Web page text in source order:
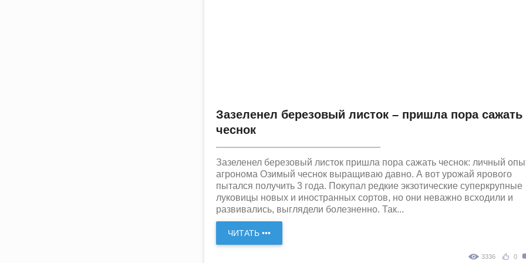
Зазеленел березовый листок – пришла пора сажать
чеснок
Зазеленел березовый листок пришла пора сажать чеснок: личный
агронома Озимый чеснок выращиваю давно. А вот урожай ярового
пытался получить 3 года. Покупал редкие экзотические суперкрупные
луковицы новых и иностранных сортов, но они неважно всходили и
развивались, выглядели болезненно. Так...
ЧИТАТЬ •••
3336 0